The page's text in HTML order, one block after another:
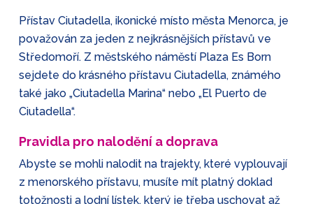
Přístav Ciutadella, ikonické místo města Menorca, je
považován za jeden z nejkrásnějších přístavů ve
Středomoří. Z městského náměstí Plaza Es Born
sejdete do krásného přístavu Ciutadella, známého
také jako „Ciutadella Marina“ nebo „El Puerto de
Ciutadella“.
Pravidla pro nalodění a doprava
Abyste se mohli nalodit na trajekty, které vyplouvají
z menorského přístavu, musíte mít platný doklad
totožnosti a lodní lístek, který je třeba uschovat až